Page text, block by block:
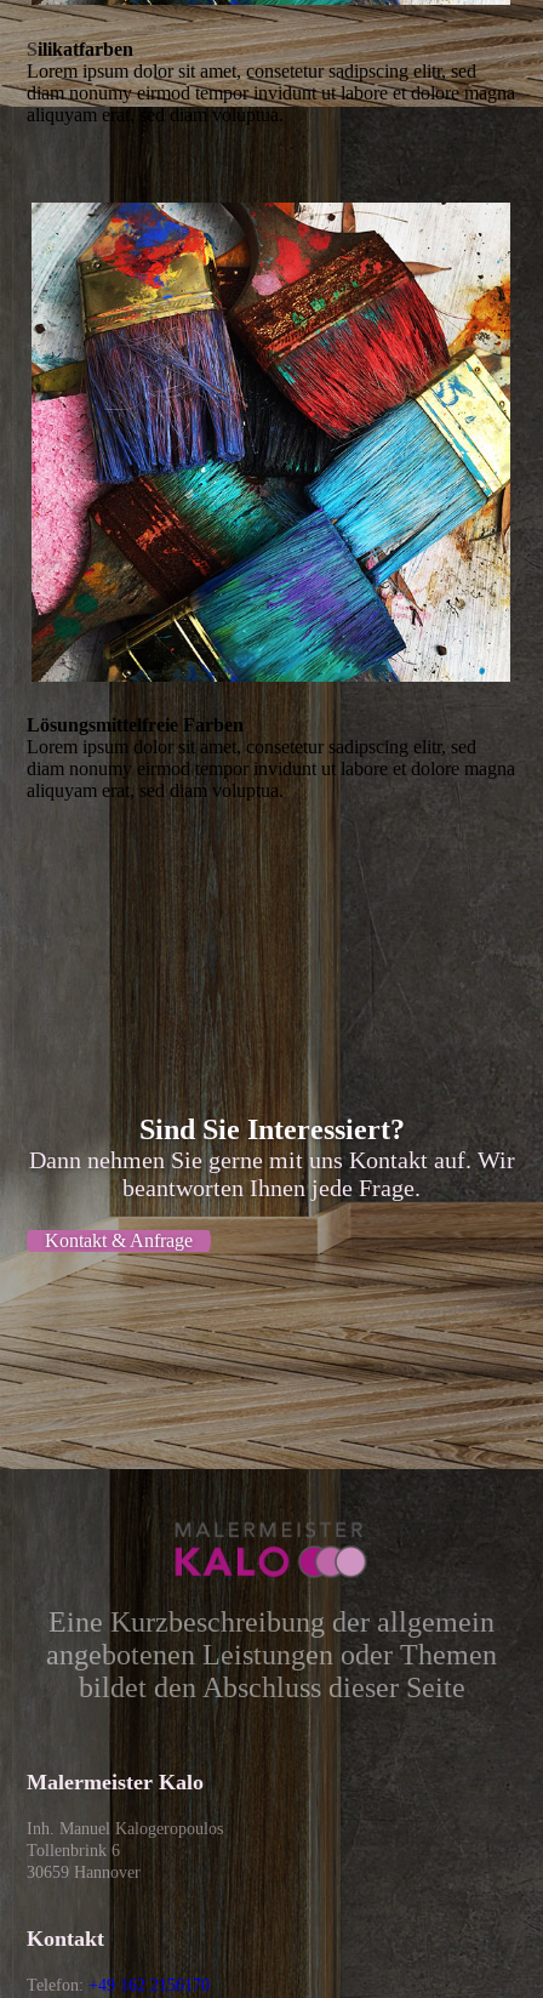
Silikatfarben
Lorem ipsum dolor sit amet, consetetur sadipscing elitr, sed
diam nonumy eirmod tempor invidunt ut labore et dolore magna
aliquyam erat, sed diam voluptua.
Lösungsmittelfreie Farben
Lorem ipsum dolor sit amet, consetetur sadipscing elitr, sed
diam nonumy eirmod tempor invidunt ut labore et dolore magna
aliquyam erat, sed diam voluptua.
Sind Sie Interessiert?
Dann nehmen Sie gerne mit uns Kontakt auf. Wir
beantworten Ihnen jede Frage.
Kontakt & Anfrage
Eine Kurzbeschreibung der allgemein
angebotenen Leistungen oder Themen
bildet den Abschluss dieser Seite
Malermeister Kalo
Inh. Manuel Kalogeropoulos
Tollenbrink 6
30659 Hannover
Kontakt
Telefon:+49 162 2156170